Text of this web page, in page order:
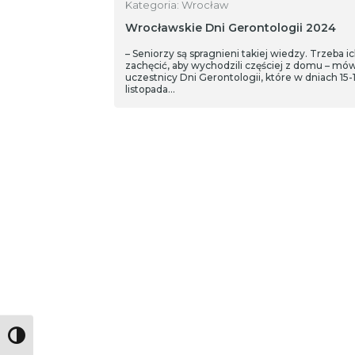
Toggle High Contrast
Kategoria: Wrocław
Wrocławskie Dni Gerontologii 2024
– Seniorzy są spragnieni takiej wiedzy. Trzeba
zachęcić, aby wychodzili częściej z domu –
uczestnicy Dni Gerontologii, które w dniach 15-
listopada…